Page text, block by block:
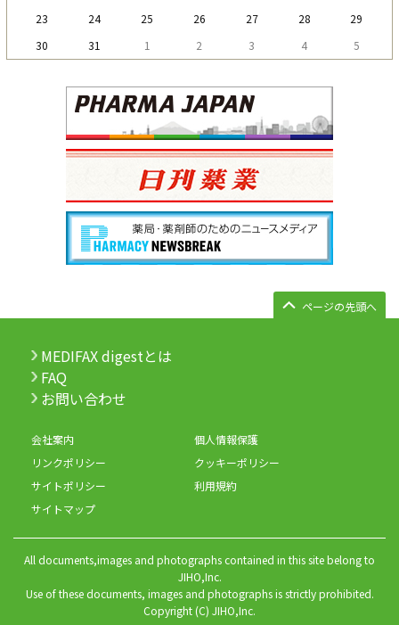
23
24 25 26 27 28
29
30
31 1 2 3 4 5
ページの先頭へ
MEDIFAX digestとは
FAQ
お問い合わせ
会社案内
個人情報保護
リンクポリシー
クッキーポリシー
サイトポリシー
利用規約
サイトマップ
All documents,images and photographs contained in this site belong to
JIHO,Inc.
Use of these documents, images and photographs is strictly prohibited.
Copyright (C) JIHO,Inc.